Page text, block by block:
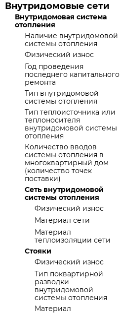
Внутридомовые сети
Внутридомовая система
отопления
Наличие внутридомовой
системы отопления
Физический износ
Год проведения
последнего капитального
ремонта
Тип внутридомовой
системы отопления
Тип теплоисточника или
теплоносителя
внутридомовой системы
отопления
Количество вводов
системы отопления в
многоквартирный дом
(количество точек
поставки)
Сеть внутридомовой
системы отопления
Физический износ
Материал сети
Материал
теплоизоляции сети
Стояки
Физический износ
Тип поквартирной
разводки
внутридомовой
системы отопления
Материал